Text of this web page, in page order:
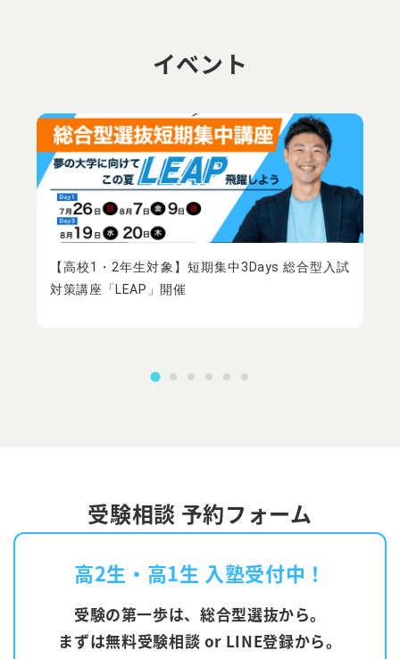
イベント
【高校1・2年生対象】短期集中3Days 総合型入試
対策講座「LEAP」開催
受験相談 予約フォーム
高2生・高1生 入塾受付中！
受験の第一歩は、総合型選抜から。
まずは無料受験相談 or LINE登録から。